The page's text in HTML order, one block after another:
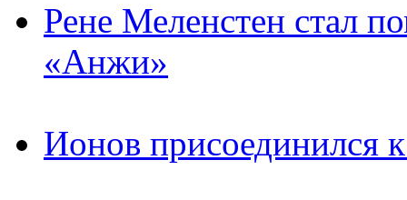
Рене Меленстен стал
«Анжи»
Ионов присоединился